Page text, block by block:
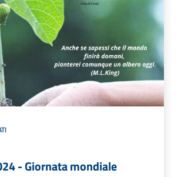
- Giornata mondiale